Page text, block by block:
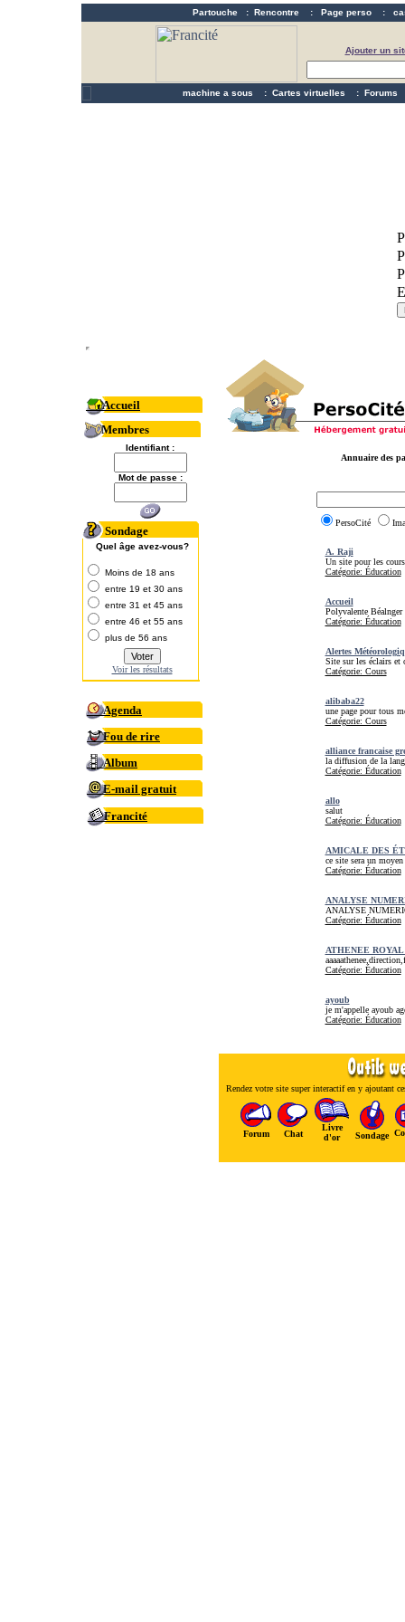
Partouche : Rencontre : Page perso :
Ajouter un
machine a sous : Cartes virtuelles : Forums
Accueil
Membres
Identifiant :
Mot de passe :
Sondage
Quel âge avez-vous?
Moins de 18 ans
entre 19 et 30 ans
entre 31 et 45 ans
entre 46 et 55 ans
plus de 56 ans
Voir les résultats
Agenda
Fou de rire
Album
E-mail gratuit
Francité
Annuaire des
PersoCité
A. Raji
Un site pour les
Catégorie: Éducation
Accueil
Polyvalente Béalnger
Catégorie: Éducation
Alertes
Site sur les éclairs et
Catégorie: Cours
alibaba22
une page pour tous
Catégorie: Cours
alliance francaise
la diffusion de la
Catégorie: Éducation
allo
salut
Catégorie: Éducation
AMICALE DES
ce site sera un
Catégorie: Éducation
ANALYSE
ANALYSE
Catégorie: Éducation
ATHENEE
Catégorie: Éducation
ayoub
je m'appelle ayoub
Catégorie: Éducation
Rendez votre site super interactif en y ajoutant
Forum Chat
Livre
d'or
Sondage